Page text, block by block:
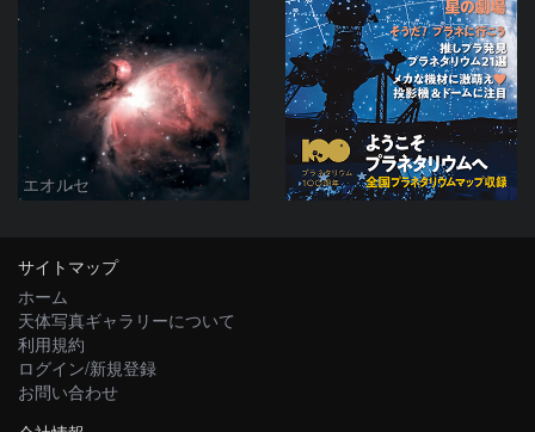
エオルセ
サイトマップ
ホーム
天体写真ギャラリーについて
利用規約
ログイン/新規登録
お問い合わせ